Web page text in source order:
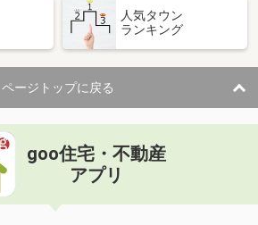
人気タウン
ランキング
ページトップに戻る
goo住宅・不動産
アプリ